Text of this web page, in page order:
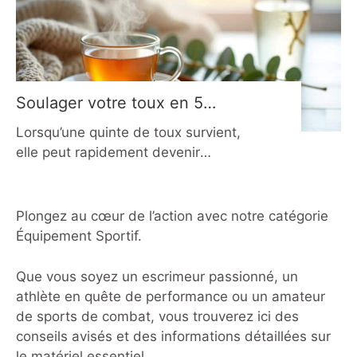
plannings familiaux et les objectifs
personnels, la gestion de sa pratique
devient vite un casse-tête. C’est
précisément
Soulager votre toux en 5
minutes : astuces efficaces en
2026
Lorsqu’une quinte de toux survient,
elle peut rapidement devenir
conversation. Heureusement, il existe
plusieurs méthodes naturelles et
moins de 5 minutes. Ces techniques
agissent en ciblant à la fois les
causes mécaniques et inflammatoires
de la toux, offrant un
Plongez au cœur de l’action avec notre catégorie
Équipement Sportif.
Que vous soyez un escrimeur passionné, un
athlète en quête de performance ou un amateur
de sports de combat, vous trouverez ici des
conseils avisés et des informations détaillées sur